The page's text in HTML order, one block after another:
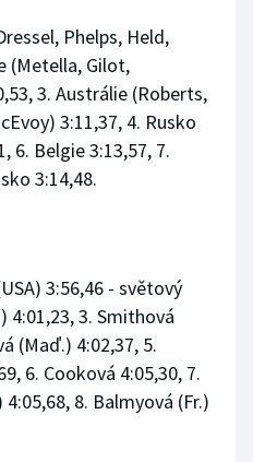
Phelps, Held,
(Metella, Gilot,
3. Austrálie (Roberts,
3:11,37, 4. Rusko
6. Belgie 3:13,57, 7.
3:14,48.
3:56,46 - světový
4:01,23, 3. Smithová
(Maď.) 4:02,37, 5.
6. Cooková 4:05,30, 7.
8. Balmyová (Fr.)